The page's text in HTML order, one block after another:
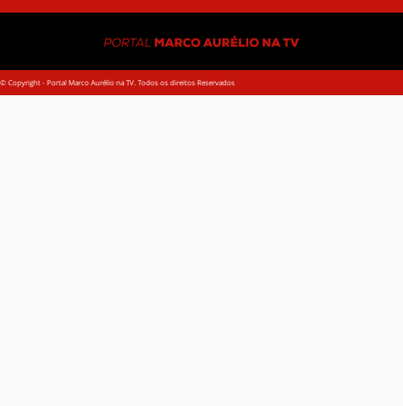
© Copyright - Portal Marco Aurélio na TV. Todos os direitos Reservados